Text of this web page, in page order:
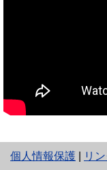
個人情報保護
と
リ